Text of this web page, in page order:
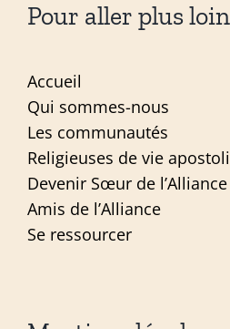
Pour aller plus
Accueil
Qui sommes-nous
Les communautés
Religieuses de vie
Devenir Sœur de l’Alliance
Amis de l’Alliance
Se ressourcer